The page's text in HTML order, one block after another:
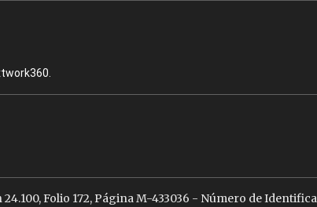
Folio 172, Página M-433036 - Número de